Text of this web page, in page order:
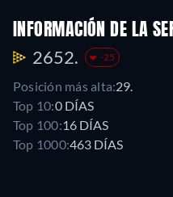
INFORMACIÓN DE LA
2652. -25
Posición más alta:29.
Top 10:0 DÍAS
Top 100:16 DÍAS
Top 1000:463 DÍAS